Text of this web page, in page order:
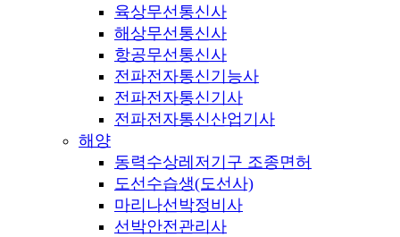
육상무선통신사
해상무선통신사
항공무선통신사
전파전자통신기능사
전파전자통신기사
전파전자통신산업기사
해양
동력수상레저기구 조종면허
도선수습생(도선사)
마리나선박정비사
선박안전관리사